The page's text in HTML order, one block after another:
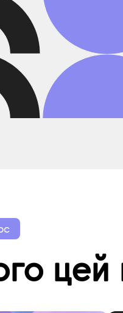
цей